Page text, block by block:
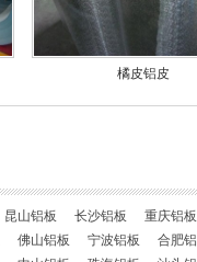
橘皮铝皮
昆山铝板 长沙铝板 重庆铝板
佛山铝板 宁波铝板 合肥